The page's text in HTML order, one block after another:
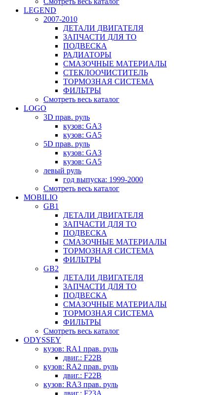
LEGEND
2007-2010
ДЕТАЛИ ДВИГАТЕЛЯ
ЗАПЧАСТИ ДЛЯ ТО
ПОДВЕСКА
РАДИАТОРЫ
СМАЗОЧНЫЕ МАТЕРИАЛЫ
СТЕКЛООЧИСТИТЕЛЬ
ТОРМОЗНАЯ СИСТЕМА
ФИЛЬТРЫ
Смотреть весь каталог
LOGO
3D прав. руль
кузов: GA3
кузов: GA5
5D прав. руль
кузов: GA3
кузов: GA5
левый руль
год выпуска: 1999-2000
Смотреть весь каталог
MOBILIO
GB1
ДЕТАЛИ ДВИГАТЕЛЯ
ЗАПЧАСТИ ДЛЯ ТО
ПОДВЕСКА
СМАЗОЧНЫЕ МАТЕРИАЛЫ
ТОРМОЗНАЯ СИСТЕМА
ФИЛЬТРЫ
GB2
ДЕТАЛИ ДВИГАТЕЛЯ
ЗАПЧАСТИ ДЛЯ ТО
ПОДВЕСКА
СМАЗОЧНЫЕ МАТЕРИАЛЫ
ТОРМОЗНАЯ СИСТЕМА
ФИЛЬТРЫ
Смотреть весь каталог
ODYSSEY
кузов: RA1 прав. руль
двиг.: F22B
кузов: RA2 прав. руль
двиг.: F22B
кузов: RA3 прав. руль
двиг.: F23A